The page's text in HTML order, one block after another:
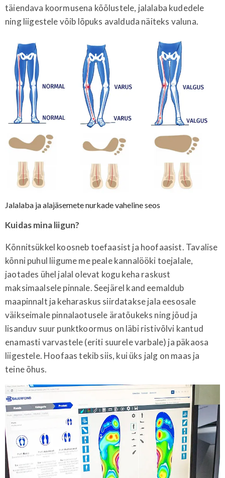
täiendava koormusena kõõlustele, jalalaba kudedele
ning liigestele võib lõpuks avalduda näiteks valuna.
Jalalaba ja alajäsemete nurkade vaheline seos
Kuidas mina liigun?
Kõnnitsükkel koosneb toefaasist ja hoofaasist. Tavalise
kõnni puhul liigume me peale kannalööki toejalale,
jaotades ühel jalal olevat kogu keha raskust
maksimaalsele pinnale. Seejärel kand eemaldub
maapinnalt ja keharaskus siirdatakse jala eesosale
väikseimale pinnalaotusele äratõukeks ning jõud ja
lisanduv suur punktkoormus on läbi ristivõlvi kantud
enamasti varvastele (eriti suurele varbale) ja päkaosa
liigestele. Hoofaas tekib siis, kui üks jalg on maas ja
teine õhus.